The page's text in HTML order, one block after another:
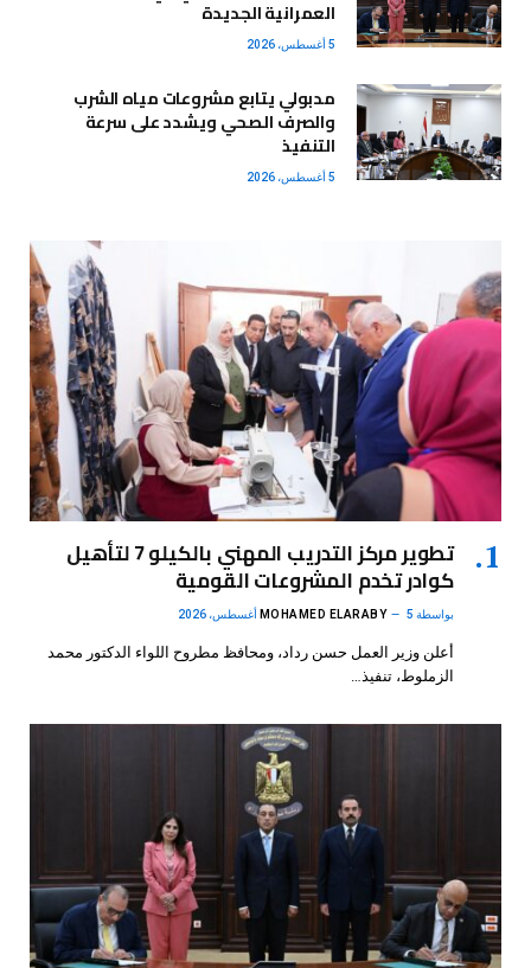
العمرانية الجديدة
5 أغسطس، 2026
مدبولي يتابع مشروعات مياه الشرب
والصرف الصحي ويشدد على سرعة
التنفيذ
5 أغسطس، 2026
تطوير مركز التدريب المهني بالكيلو 7 لتأهيل
كوادر تخدم المشروعات القومية
بواسطة MOHAMED ELARABY 5 أغسطس، 2026
أعلن وزير العمل حسن رداد، ومحافظ مطروح اللواء الدكتور محمد
الزملوط، تنفيذ…